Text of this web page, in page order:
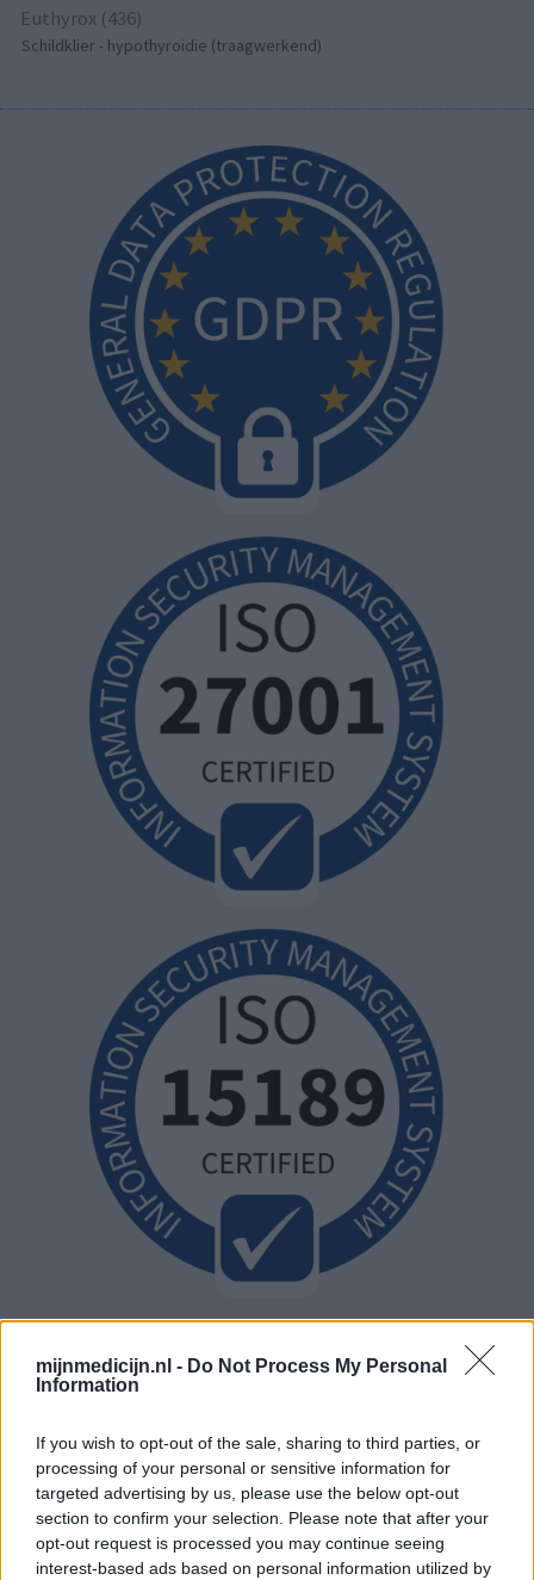
mijnmedicijn.nl - Do Not Process My Personal
Information
If you wish to opt-out of the sale, sharing to third parties, or
processing of your personal or sensitive information for
targeted advertising by us, please use the below opt-out
section to confirm your selection. Please note that after your
opt-out request is processed you may continue seeing
interest-based ads based on personal information utilized by
Euthyrox (436)
Schildklier - hypothyroidie (traagwerkend)